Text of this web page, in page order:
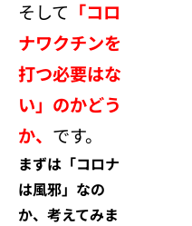
そして 「コロ
ナワクチンを
打つ必要はな
い」のかどう
か、 です。
まずは「コロナ
は風邪」なの
か、考えてみま